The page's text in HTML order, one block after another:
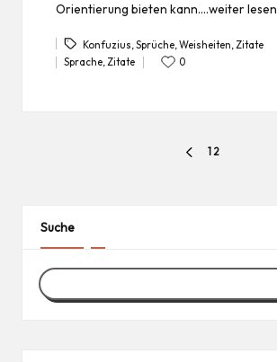
Orientierung bieten kann.…weiter lesen
Tags:
Konfuzius Sprüche, Weisheiten Zitate
Posted
Sprache Zitate 0
Seitennummerierung
Beiträge
PREVIOUS
1 2
Suche